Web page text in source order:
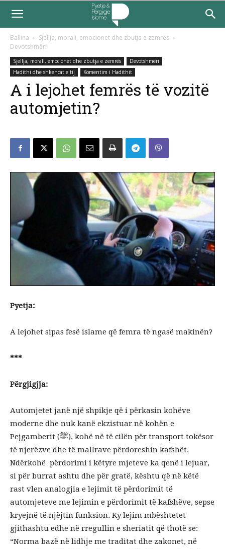
Ballina
Sjellja, morali, emocionet dhe zbutja e zemrës
Devotshmëri
Sjellja, morali, emocionet dhe zbutja e zemrës
Devotshmëri
Hadithi dhe shkencat e tij
Komentim i Hadithit
A i lejohet femrës të vozitë
automjetin?
Pyetja:
A lejohet sipas fesë islame që femra të ngasë makinën?
***
Përgjigjja:
Automjetet janë një shpikje që i përkasin kohëve
moderne dhe nuk kanë ekzistuar në kohën e
Pejgamberit (ﷺ), kohë në të cilën për transport tokësor
të njerëzve dhe të mallrave përdoreshin kafshët.
Ndërkohë përdorimi i këtyre mjeteve ka qenë i lejuar,
si për burrat ashtu dhe për gratë, kështu që në këtë
rast vlen analogjia e lejimit të përdorimit të
automjeteve me lejimin e përdorimit të kafshëve, sepse
kryejnë të njëjtin funksion. Ky lejim mbështetet
gjithashtu edhe në rregullin e sheriatit që thotë se:
“Norma bazë në lidhje me traditat dhe zakonet, në